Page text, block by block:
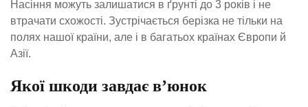
Насіння можуть залишатися в ґрунті до 3 років і не
втрачати схожості. Зустрічається берізка не тільки на
полях нашої країни, але і в багатьох країнах Європи й
Азії.
Якої шкоди завдає в’юнок